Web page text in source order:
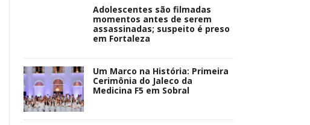
Adolescentes são filmadas
momentos antes de serem
assassinadas; suspeito é preso
em Fortaleza
Um Marco na História: Primeira
Cerimônia do Jaleco da
Medicina F5 em Sobral